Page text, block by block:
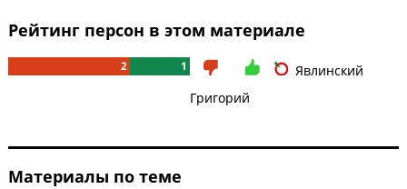
Рейтинг персон в этом материале
2 1
Явлинский
Григорий
Материалы по теме